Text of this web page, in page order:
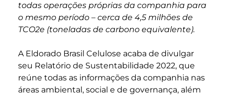
todas operações próprias da companhia para
o mesmo período – cerca de 4,5 milhões de
TCO2e (toneladas de carbono equivalente).
A Eldorado Brasil Celulose acaba de divulgar
seu Relatório de Sustentabilidade 2022, que
reúne todas as informações da companhia nas
áreas ambiental, social e de governança, além